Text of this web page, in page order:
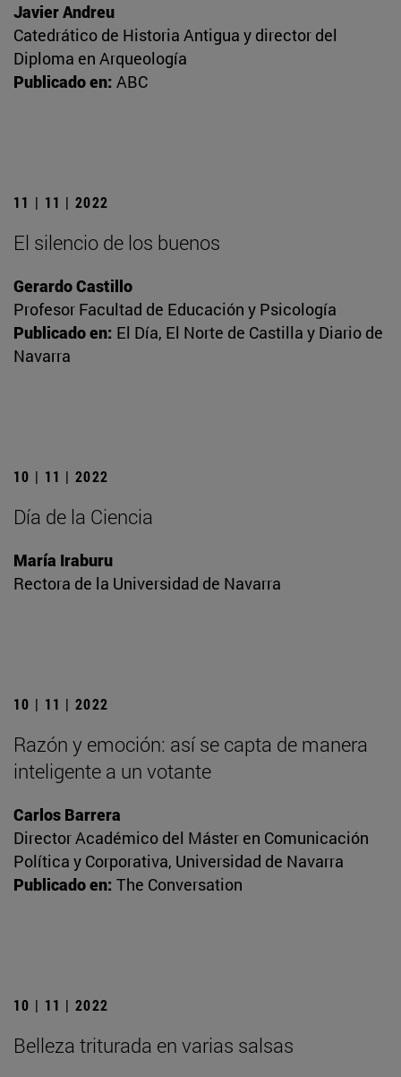
Javier Andreu
Catedrático de Historia Antigua y director del
Diploma en Arqueología
Publicado en: ABC
11 | 11 | 2022
El silencio de los buenos
Gerardo Castillo
Profesor Facultad de Educación y Psicología
Publicado en: El Día, El Norte de Castilla y Diario de
Navarra
10 | 11 | 2022
Día de la Ciencia
María Iraburu
Rectora de la Universidad de Navarra
10 | 11 | 2022
Razón y emoción: así se capta de manera
inteligente a un votante
Carlos Barrera
Director Académico del Máster en Comunicación
Política y Corporativa, Universidad de Navarra
Publicado en: The Conversation
10 | 11 | 2022
Belleza triturada en varias salsas